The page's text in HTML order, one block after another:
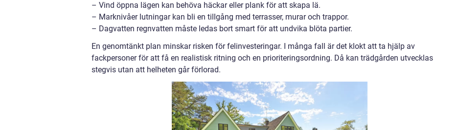
– Vind öppna lägen kan behöva häckar eller plank för att skapa lä.
– Marknivåer lutningar kan bli en tillgång med terrasser, murar och trappor.
– Dagvatten regnvatten måste ledas bort smart för att undvika blöta partier.
En genomtänkt plan minskar risken för felinvesteringar. I många fall är det klokt att ta hjälp av
fackpersoner för att få en realistisk ritning och en prioriteringsordning. Då kan trädgården utvecklas
stegvis utan att helheten går förlorad.